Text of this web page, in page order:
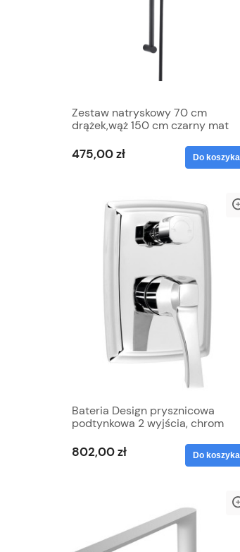
Zestaw natryskowy 70 cm
drążek,wąż 150 cm czarny mat
475,00 zł Do koszyka
Bateria Design prysznicowa
podtynkowa 2 wyjścia, chrom
802,00 zł Do koszyka